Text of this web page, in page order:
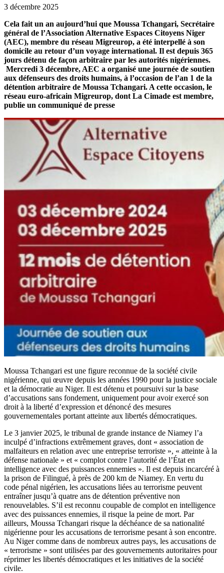
3 décembre 2025
Cela fait un an aujourd’hui que Moussa Tchangari, Secrétaire
général de l’Association Alternative Espaces Citoyens Niger
(AEC), membre du réseau Migreurop, a été interpellé à son
domicile au retour d’un voyage international. Il est depuis 365
jours détenu de façon arbitraire par les autorités nigériennes.
Mercredi 3 décembre, AEC a organisé une journée de soutien
aux défenseurs des droits humains, à l’occasion de l’an 1 de la
détention arbitraire de Moussa Tchangari. A cette occasion, le
réseau euro-africain Migreurop, dont La Cimade est membre,
publie un communiqué de presse
Moussa Tchangari est une figure reconnue de la société civile
nigérienne, qui œuvre depuis les années 1990 pour la justice sociale
et la démocratie au Niger. Il est détenu et poursuivi sur la base
d’accusations sans fondement, uniquement pour avoir exercé son
droit à la liberté d’expression et dénoncé des mesures
gouvernementales portant atteinte aux libertés démocratiques.
Le 3 janvier 2025, le tribunal de grande instance de Niamey l’a
inculpé d’infractions extrêmement graves, dont « association de
malfaiteurs en relation avec une entreprise terroriste », « atteinte à la
défense nationale » et « complot contre l’autorité de l’État en
intelligence avec des puissances ennemies ». Il est depuis incarcéré à
la prison de Filingué, à près de 200 km de Niamey. En vertu du
code pénal nigérien, les accusations liées au terrorisme peuvent
entraîner jusqu’à quatre ans de détention préventive non
renouvelables. S’il est reconnu coupable de complot en intelligence
avec des puissances ennemies, il risque la peine de mort. Par
ailleurs, Moussa Tchangari risque la déchéance de sa nationalité
nigérienne pour les accusations de terrorisme pesant à son encontre.
Au Niger comme dans de nombreux autres pays, les accusations de
« terrorisme » sont utilisées par des gouvernements autoritaires pour
réprimer les libertés démocratiques et les initiatives de la société
civile.